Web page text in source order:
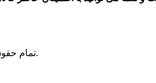
تمام حقوق برای کالازم محفوظ است.